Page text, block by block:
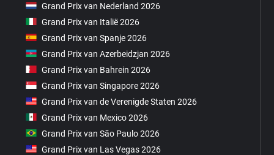
Grand Prix van Nederland 2026
Grand Prix van Italië 2026
Grand Prix van Spanje 2026
Grand Prix van Azerbeidzjan 2026
Grand Prix van Bahrein 2026
Grand Prix van Singapore 2026
Grand Prix van de Verenigde Staten 2026
Grand Prix van Mexico 2026
Grand Prix van São Paulo 2026
Grand Prix van Las Vegas 2026